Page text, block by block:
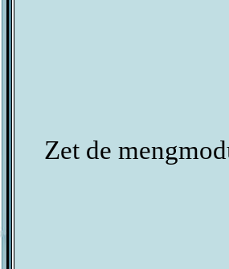
Zet de